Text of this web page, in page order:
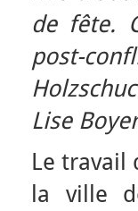
de fête.
post-
Lise
Le travail
la ville